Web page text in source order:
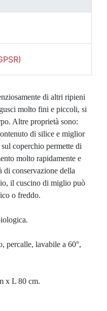
di altri ripieni
molto fini e piccoli, si
Altre proprietà sono:
di silice e miglior
coperchio permette di
molto rapidamente e
di conservazione della
il cuscino di miglio può
o freddo.
percalle, lavabile a 60°,
x L 80 cm.